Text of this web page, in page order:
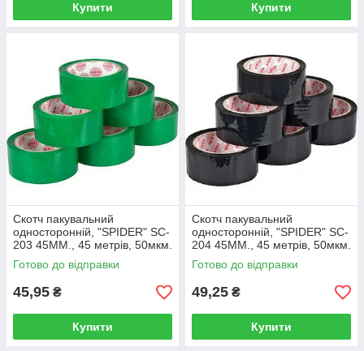
Купити Купити
Скотч пакувальний
односторонній, "SPIDER" SC-
203 45ММ., 45 метрів, 50мкм.
зелений
Готово до відправки
45,95 ₴
Купити
Скотч пакувальний
односторонній, "SPIDER" SC-
204 45ММ., 45 метрів, 50мкм.
чорний
Готово до відправки
49,25 ₴
Купити